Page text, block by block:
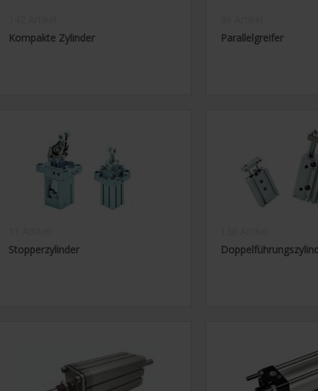
Kompakte Zylinder
Parallelgreifer
Stopperzylinder